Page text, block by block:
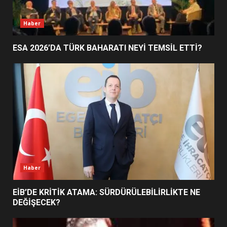
4
FİNALİNDE NE BAŞARDI?
5
UZATILDI: NE DEĞİŞTİ?
6
BURHANİYE SATRANÇ
TURNUVASI KAYITLARI NEYİ
DEĞİŞTİRİYOR?
BURHANİYE BELEDİYESPOR’DA
YENİ YÖNETİM NASIL
Haber
ESA 2026’DA TÜRK BAHARATI NEYİ TEMSİL ETTİ?
Haber
EİB’DE KRİTİK ATAMA: SÜRDÜRÜLEBİLİRLİKTE NE
DEĞİŞECEK?